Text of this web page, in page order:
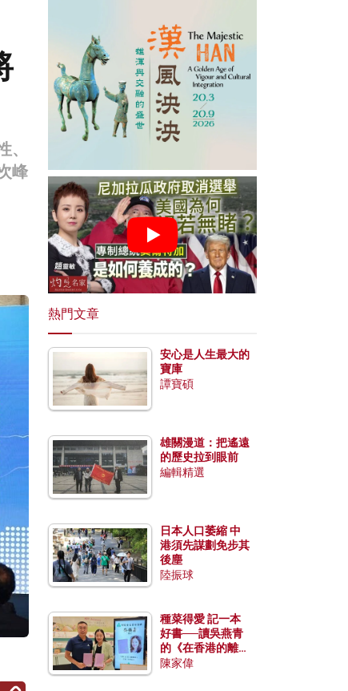
峰
熱門文章
安心是人生最大的
寶庫
譚寶碩
雄關漫道：把遙遠
的歷史拉到眼前
編輯精選
日本人口萎縮 中
港須先謀劃免步其
後塵
陸振球
種菜得愛 記一本
好書──讀吳燕青
的《在香港的離島
種菜》
陳家偉